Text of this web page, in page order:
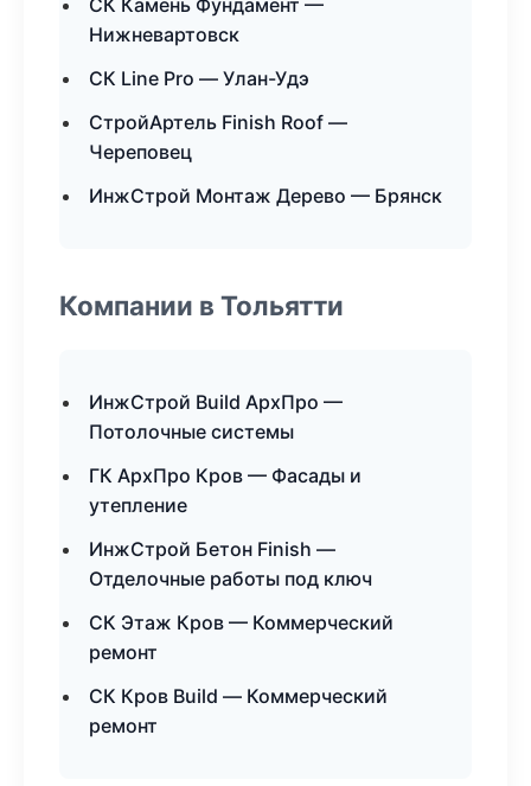
СК Камень Фундамент —
Нижневартовск
СК Line Pro — Улан-Удэ
СтройАртель Finish Roof —
Череповец
ИнжСтрой Монтаж Дерево — Брянск
Компании в Тольятти
ИнжСтрой Build АрхПро —
Потолочные системы
ГК АрхПро Кров — Фасады и
утепление
ИнжСтрой Бетон Finish —
Отделочные работы под ключ
СК Этаж Кров — Коммерческий
ремонт
СК Кров Build — Коммерческий
ремонт